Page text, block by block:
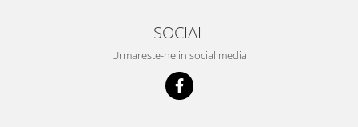
SOCIAL
Urmareste-ne in social media